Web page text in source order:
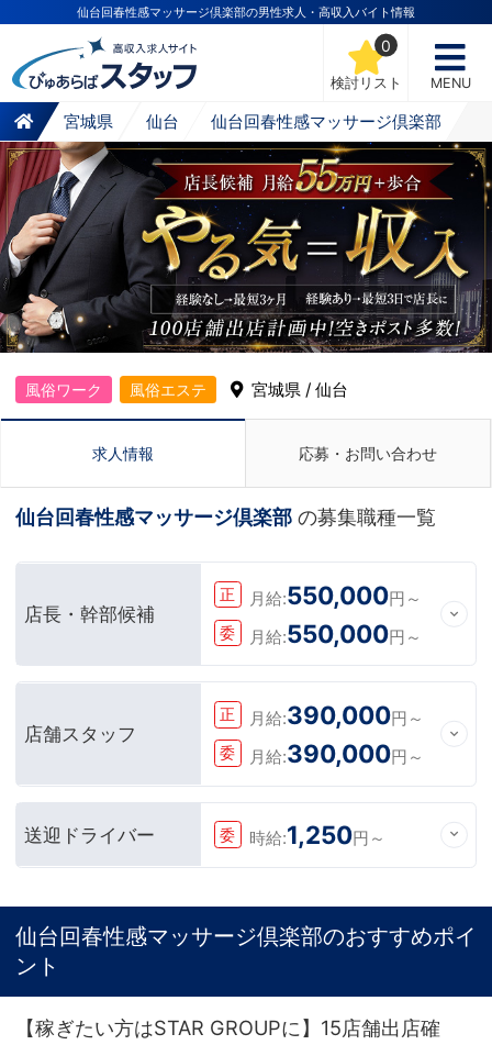
仙台回春性感マッサージ倶楽部の男性求人・高収入バイト情報
検討リスト
0
MENU
宮城県 仙台 仙台回春性感マッサージ倶楽部
風俗ワーク 風俗エステ 宮城県 / 仙台
求人情報 応募・お問い合わせ
仙台回春性感マッサージ倶楽部 の募集職種一覧
店長・幹部候補
正 月給:550,000円～
委 月給:550,000円～
店舗スタッフ
正 月給:390,000円～
委 月給:390,000円～
送迎ドライバー 委 時給:1,250円～
仙台回春性感マッサージ倶楽部のおすすめポイ
ント
【稼ぎたい方はSTAR GROUPに】15店舗出店確